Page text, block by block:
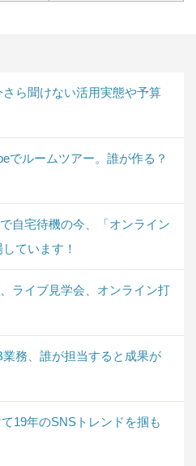
ら聞けない活用実態や予算
でルームツアー。誰が作る？
自宅待機の今、「オンライン
ています！
ライブ見学会、オンライン打
業務、誰が担当すると成果が
19年のSNSトレンドを掴も